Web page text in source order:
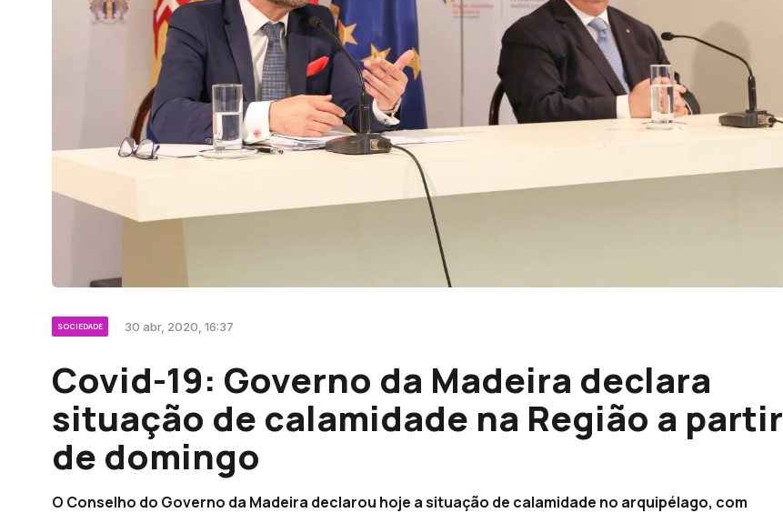
SOCIEDADE 30 abr, 2020, 16:37
Covid-19: Governo da Madeira declara
situação de calamidade na Região a partir
de domingo
O Conselho do Governo da Madeira declarou hoje a situação de calamidade no arquipélago, com